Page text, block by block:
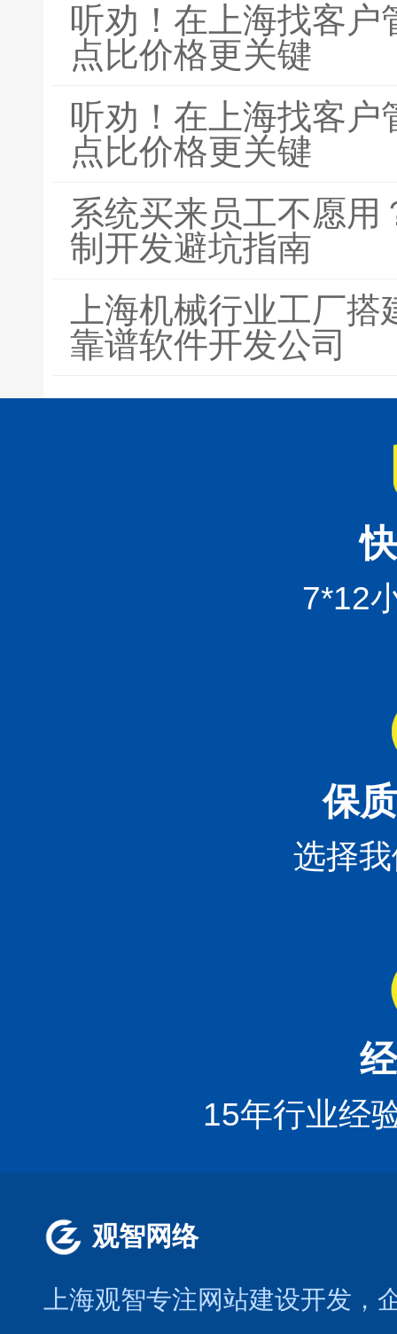
听劝！在上海找客户
点比价格更关键
听劝！在上海找客户
点比价格更关键
系统买来员工不愿
制开发避坑指南
上海机械行业工厂
靠谱软件开发公司
7*12
保
选择
15年行业经
观智网络
上海观智专注网站建设开发 ，